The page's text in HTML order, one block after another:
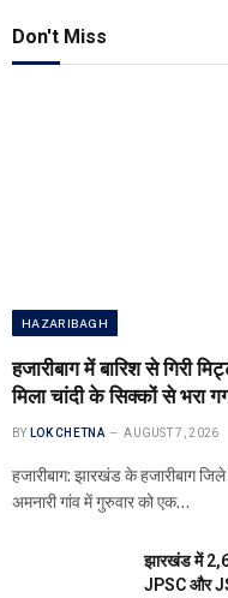
Don't Miss
HAZARIBAGH
हजारीबाग में बारिश से गिरी
मिला चांदी के सिक्कों से भरा
BY LOK CHETNA AUGUST 7, 2026
हजारीबाग: झारखंड के हजारीबाग
अमनारी गांव में गुरुवार को एक…
झारखंड में
JPSC और